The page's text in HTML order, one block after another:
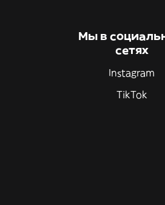
Мы в
сетях
Instagram
TikTok